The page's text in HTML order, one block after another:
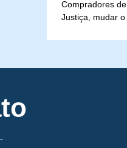
Compradores
Justiça, mudar o
de...